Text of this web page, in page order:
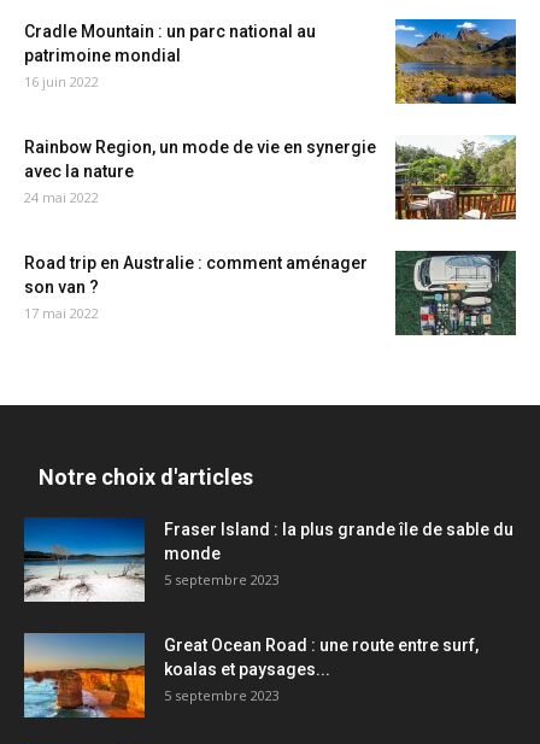
Cradle Mountain : un parc national au
patrimoine mondial
16 juin 2022
Rainbow Region, un mode de vie en synergie
avec la nature
24 mai 2022
Road trip en Australie : comment aménager
son van ?
17 mai 2022
Notre choix d'articles
Fraser Island : la plus grande île de sable du
monde
5 septembre 2023
Great Ocean Road : une route entre surf,
koalas et paysages...
5 septembre 2023